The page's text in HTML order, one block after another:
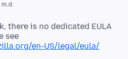
there is no dedicated EULA
see
en-US/legal/eula/